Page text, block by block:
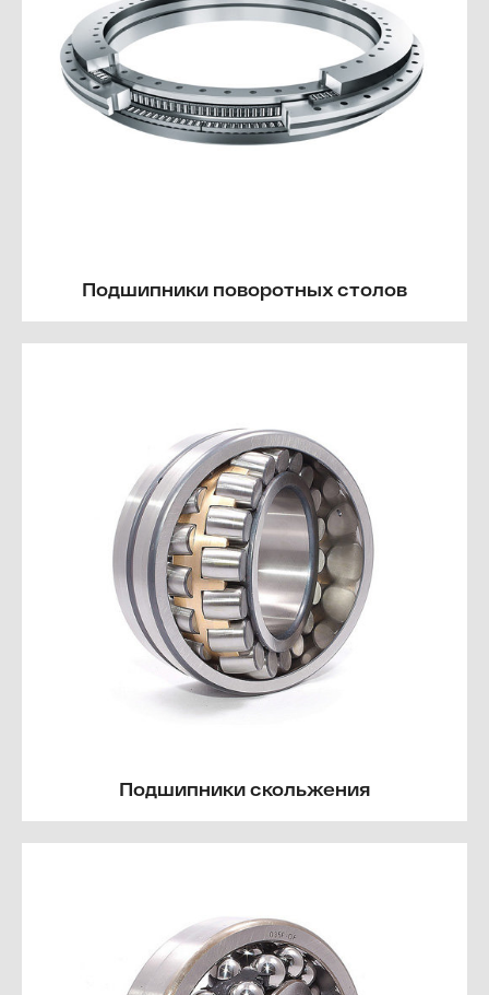
Подшипники поворотных столов
Подшипники скольжения